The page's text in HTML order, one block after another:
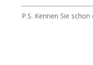
P.S. Kennen Sie schon